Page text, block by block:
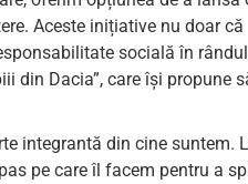
Aceste inițiative nu doar că
socială în
din Dacia”, care își propune
integrantă din cine suntem.
pe care îl facem pentru a